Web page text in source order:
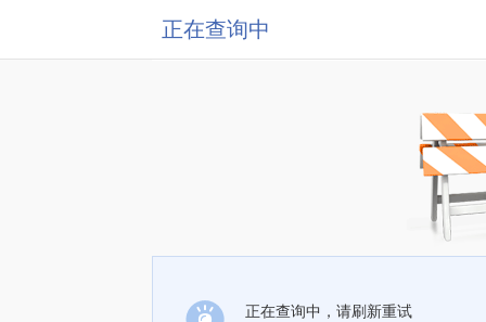
正在查询中
正在查询中，请刷新重试